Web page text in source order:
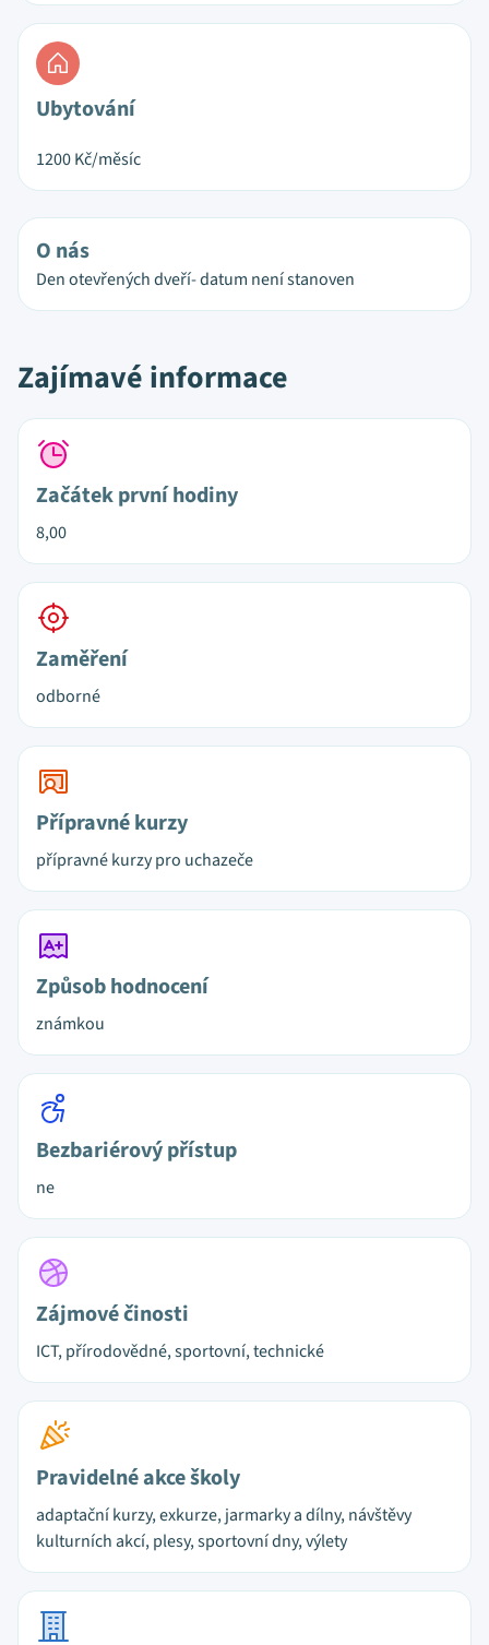
Ubytování
1200Kč/měsíc
O nás
Den otevřených dveří- datum není stanoven
Zajímavé informace
Začátek první hodiny
8,00
Zaměření
odborné
Přípravné kurzy
přípravné kurzy pro uchazeče
Způsob hodnocení
známkou
Bezbariérový přístup
ne
Zájmové činosti
ICT, přírodovědné, sportovní, technické
Pravidelné akce školy
adaptační kurzy, exkurze, jarmarky a dílny, návštěvy
kulturních akcí, plesy, sportovní dny, výlety